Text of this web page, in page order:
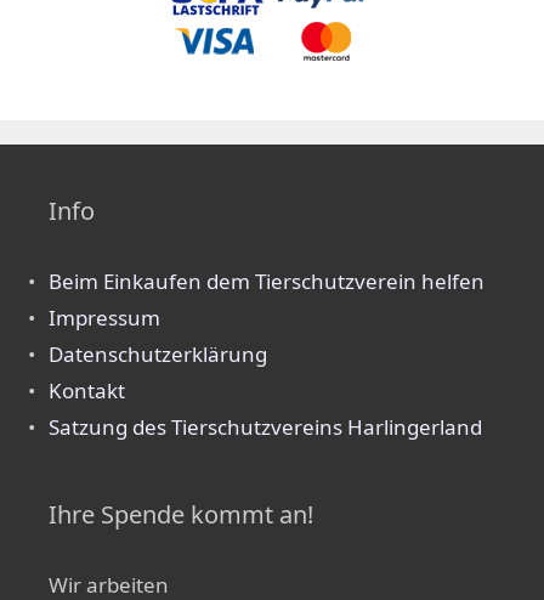
Info
Beim Einkaufen dem Tierschutzverein helfen
Impressum
Datenschutzerklärung
Kontakt
Satzung des Tierschutzvereins Harlingerland
Ihre Spende kommt an!
Wir arbeiten